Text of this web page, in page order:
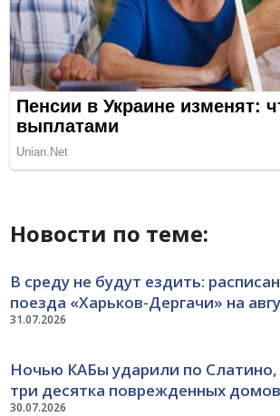
Новости по теме:
31.07.2026
В среду не будут ездить:
поезда «Харьков-Дергачи» на
30.07.2026
Ночью КАБы ударили по Слатино,
три десятка поврежденных домов